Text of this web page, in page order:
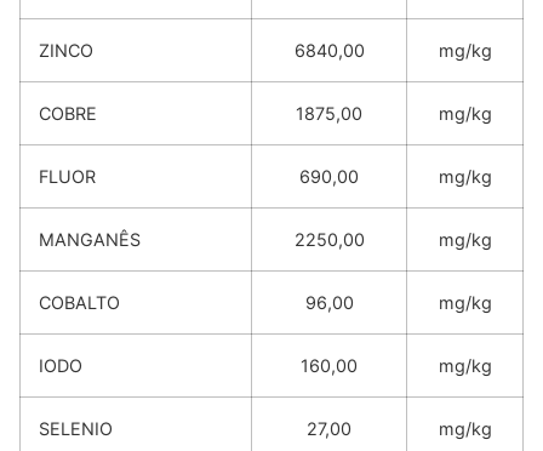
ZINCO 6840,00 mg/kg
COBRE 1875,00 mg/kg
FLUOR 690,00 mg/kg
MANGANÊS 2250,00 mg/kg
COBALTO 96,00 mg/kg
IODO 160,00 mg/kg
SELENIO 27,00 mg/kg